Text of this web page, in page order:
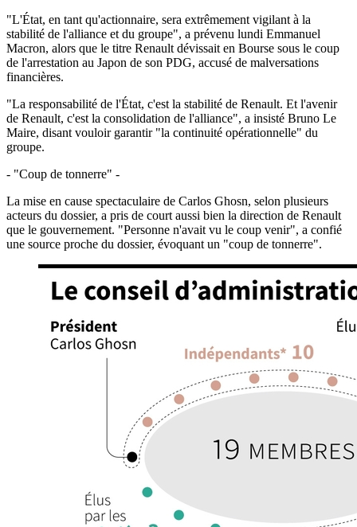
"L'État, en tant qu'actionnaire, sera extrêmement vigilant à la
stabilité de l'alliance et du groupe", a prévenu lundi Emmanuel
Macron, alors que le titre Renault dévissait en Bourse sous le coup
de l'arrestation au Japon de son PDG, accusé de malversations
financières.
"La responsabilité de l'État, c'est la stabilité de Renault. Et l'avenir
de Renault, c'est la consolidation de l'alliance", a insisté Bruno Le
Maire, disant vouloir garantir "la continuité opérationnelle" du
groupe.
- "Coup de tonnerre" -
La mise en cause spectaculaire de Carlos Ghosn, selon plusieurs
acteurs du dossier, a pris de court aussi bien la direction de Renault
que le gouvernement. "Personne n'avait vu le coup venir", a confié
une source proche du dossier, évoquant un "coup de tonnerre".